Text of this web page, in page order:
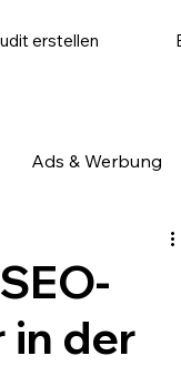
erstellen
Ads & Werbung
Social
in der